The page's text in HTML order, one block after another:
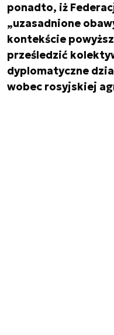
ponadto, iż
„uzasadnione
kontekście
prześledzić
dyplomatyczne
wobec rosyjskiej